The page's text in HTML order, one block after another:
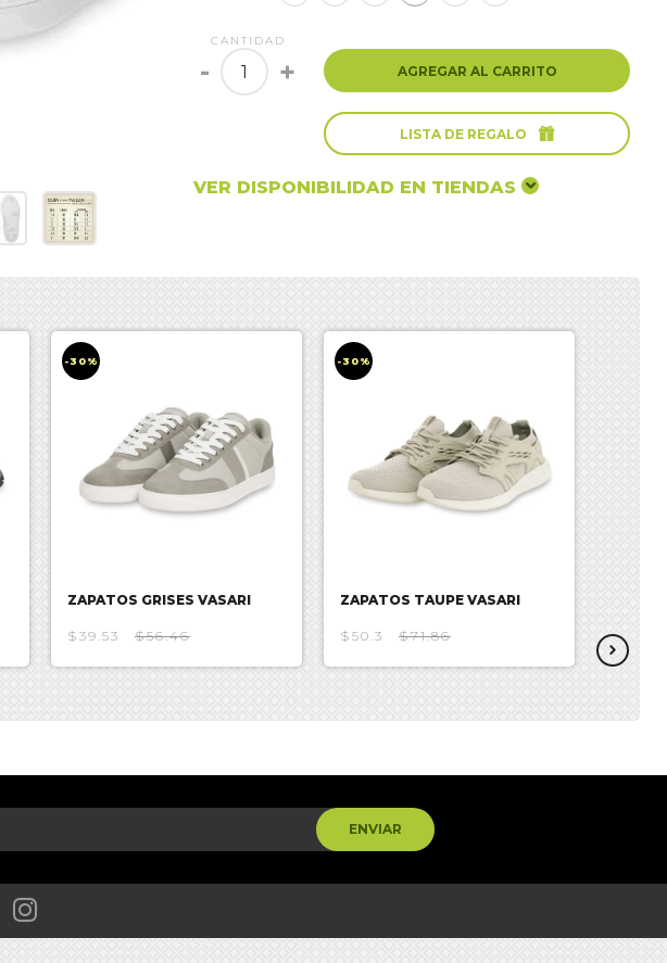
CANTIDAD
- + AGREGAR AL CARRITO
LISTA DE REGALO 
VER DISPONIBILIDAD EN TIENDAS
-30%
ZAPATOS GRISES VASARI
$39.53 $56.46
-30%
ZAPATOS TAUPE VASARI
$50.3 $71.86 $43.39
ENVIAR
